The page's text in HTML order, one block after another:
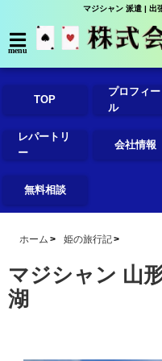
マジシャン 派遣 | 出
menu
TOP
プロフィー
ル
レパートリ
ー
会社情報
無料相談
ホーム 姫の旅行記
マジシャン 山
湖